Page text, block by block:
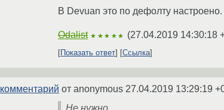
В Devuan это по дефолту настроено.
Odalist ★★★★★ (27.04.2019 14:30:18
Показать ответ Ссылка
комментарий от anonymous 27.04.2019 13:29:19